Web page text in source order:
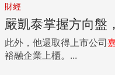
之間沒有了舞臺，頓時失
其中，又以男性占多數，
麼都不是，越來越不想出
退休後，卸下頭銜、卸下
頭銜的你，到底是誰？這
財經
嚴凱泰掌握方向盤
此外，他還取得上市公司
裕融企業上櫃。...